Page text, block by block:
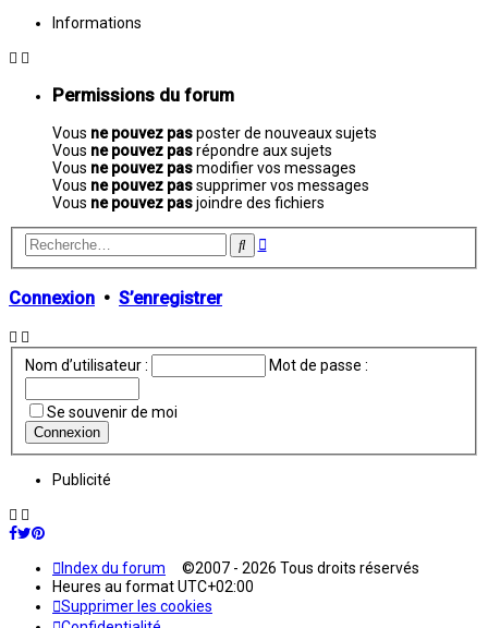
Informations
Permissions du forum
Vous ne pouvez pasposter de nouveaux sujets
Vous ne pouvez pasrépondre aux sujets
Vous ne pouvez pasmodifier vos messages
Vous ne pouvez passupprimer vos messages
Vous ne pouvez pasjoindre des fichiers
Rechercher
Recherche
Connexion • S’enregistrer
Nom d’utilisateur : Mot de passe :
Se souvenir de moi
Publicité
Index du forum ©2007 - 2026 Tous droits réservés
Heures au formatUTC+02:00
Supprimer les cookies